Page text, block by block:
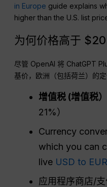
in Europe guide explains
higher than the U.S. list
为何价格高于 $20
尽管 OpenAI 将 ChatGPT
基价，欧洲（包括荷兰）的定
增值税 (增值税）
21%）
Currency
which you can
live USD to
应用程序商店/